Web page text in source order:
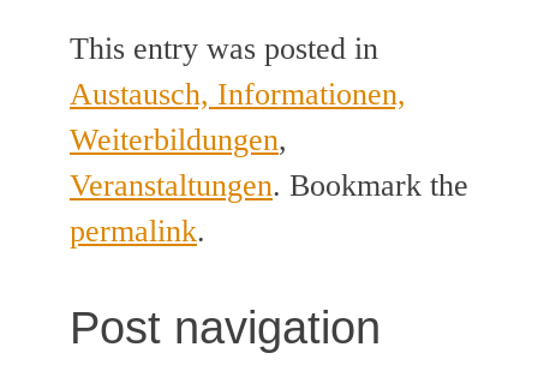
This entry was posted in
Austausch, Informationen,
Weiterbildungen,
Veranstaltungen. Bookmark the
permalink.
Post navigation